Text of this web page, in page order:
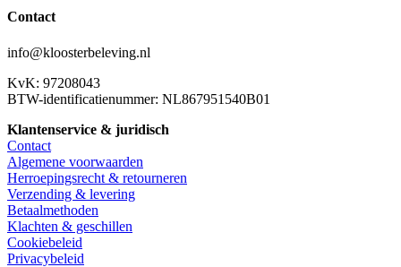
Contact
info@kloosterbeleving.nl
KvK: 97208043
BTW-identificatienummer: NL867951540B01
Klantenservice & juridisch
Contact
Algemene voorwaarden
Herroepingsrecht & retourneren
Verzending & levering
Betaalmethoden
Klachten & geschillen
Cookiebeleid
Privacybeleid